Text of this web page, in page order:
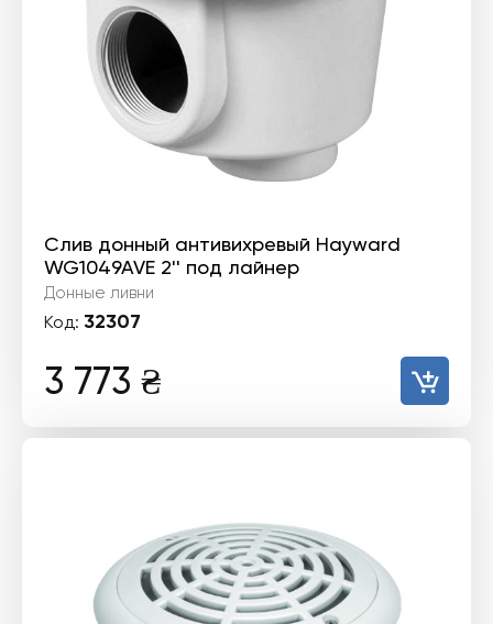
Слив донный антивихревый Hayward
WG1049AVE 2'' под лайнер
Донные ливни
Код: 32307
3 773 ₴